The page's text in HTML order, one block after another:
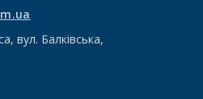
вул. Балківська,